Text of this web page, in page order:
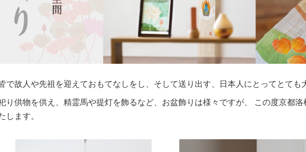
で故人や先祖を迎えておもてなしをし、そして送り出す、日本人にとってとても
り供物を供え、精霊馬や提灯を飾るなど、お盆飾りは様々ですが、 この度京都
します。